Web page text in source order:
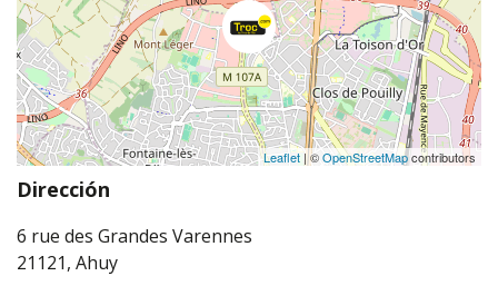
Leaflet | ©OpenStreetMapcontributors
Dirección
6 rue des Grandes Varennes
21121, Ahuy